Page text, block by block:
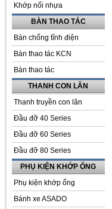
Khớp nối nhựa
BÀN THAO TÁC
Bàn chống tĩnh điện
Bàn thao tác KCN
Bàn thao tác
THANH CON LĂN
Thanh truyền con lăn
Đầu đỡ 40 Series
Đầu đỡ 60 Series
Đầu đỡ 80 Series
PHỤ KIỆN KHỚP ỐNG
Phụ kiện khớp ống
Bánh xe ASADO